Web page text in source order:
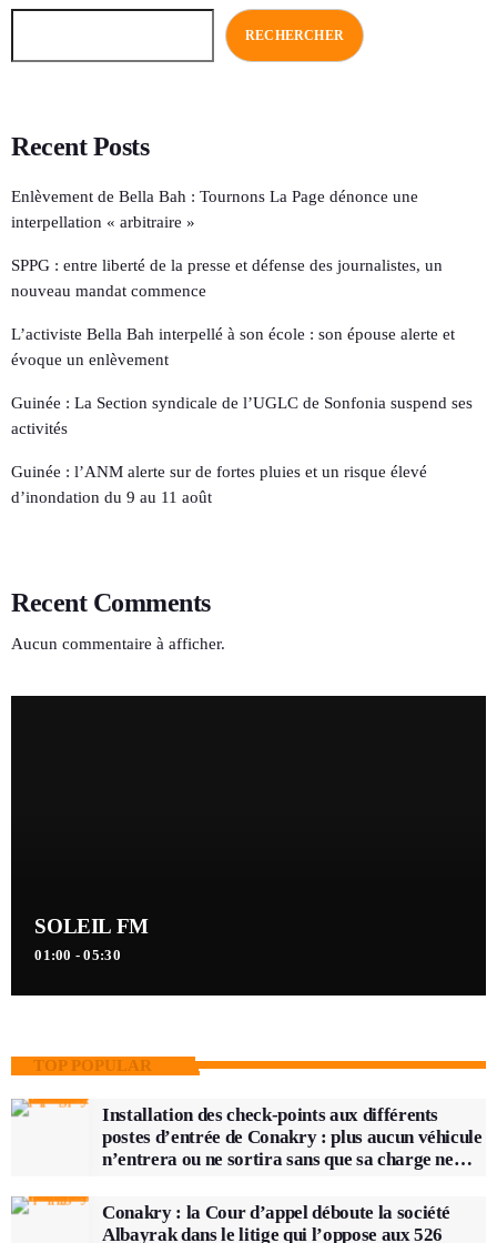
RECHERCHER
Recent Posts
Enlèvement de Bella Bah : Tournons La Page dénonce une
interpellation « arbitraire »
SPPG : entre liberté de la presse et défense des journalistes, un
nouveau mandat commence
L’activiste Bella Bah interpellé à son école : son épouse alerte et
évoque un enlèvement
Guinée : La Section syndicale de l’UGLC de Sonfonia suspend ses
activités
Guinée : l’ANM alerte sur de fortes pluies et un risque élevé
d’inondation du 9 au 11 août
Recent Comments
Aucun commentaire à afficher.
SOLEIL FM
01:00 - 05:30
TOP POPULAR
Installation des check-points aux différents
postes d’entrée de Conakry : plus aucun véhicule
n’entrera ou ne sortira sans que sa charge ne
Conakry : la Cour d’appel déboute la société
Albayrak dans le litige qui l’oppose aux 526